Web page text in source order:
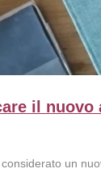
il nuovo
un